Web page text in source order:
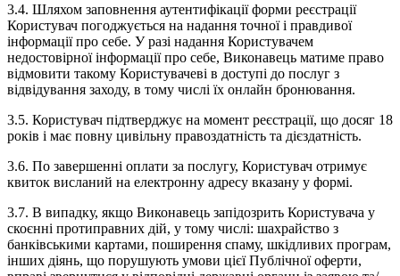
3.4. Шляхом заповнення аутентифікації форми реєстрації
Користувач погоджується на надання точної і правдивої
інформації про себе. У разі надання Користувачем
недостовірної інформації про себе, Виконавець матиме право
відмовити такому Користувачеві в доступі до послуг з
відвідування заходу, в тому числі їх онлайн бронювання.
3.5. Користувач підтверджує на момент реєстрації, що досяг 18
років і має повну цивільну правоздатність та дієздатність.
3.6. По завершенні оплати за послугу, Користувач отримує
квиток висланий на електронну адресу вказану у формі.
3.7. В випадку, якщо Виконавець запідозрить Користувача у
скоєнні протиправних дій, у тому числі: шахрайство з
банківськими картами, поширення спаму, шкідливих програм,
інших діянь, що порушують умови цієї Публічної оферти,